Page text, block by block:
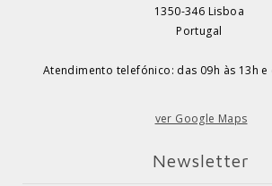
1350-346 Lisboa
Portugal
Atendimento telefónico: das 09h às 13h e
ver Google Maps
Newsletter